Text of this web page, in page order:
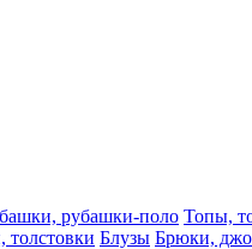
рубашки-поло Топы,
толстовки Блузы Брюки,